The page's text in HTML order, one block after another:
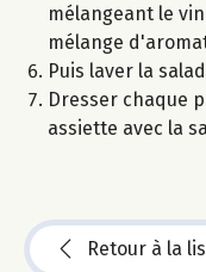
mélangeant le
mélange
Puis laver la
Dresser chaque
assiette avec la
Retour à la